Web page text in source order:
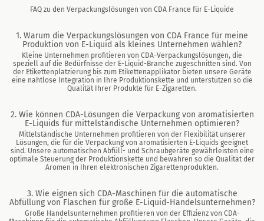
FAQ zu den Verpackungslösungen von CDA France für E-Liquide
1. Warum die Verpackungslösungen von CDA France für meine
Produktion von E-Liquid als kleines Unternehmen wählen?
Kleine Unternehmen profitieren von CDA-Verpackungslösungen, die
speziell auf die Bedürfnisse der E-Liquid-Branche zugeschnitten sind. Von
der Etikettenplatzierung bis zum Etikettenapplikator bieten unsere Geräte
eine nahtlose Integration in Ihre Produktionskette und unterstützen so die
Qualität Ihrer Produkte für E-Zigaretten.
2. Wie können CDA-Lösungen die Verpackung von aromatisierten
E-Liquids für mittelständische Unternehmen optimieren?
Mittelständische Unternehmen profitieren von der Flexibilität unserer
Lösungen, die für die Verpackung von aromatisierten E-Liquids geeignet
sind. Unsere automatischen Abfüll- und Schraubgeräte gewährleisten eine
optimale Steuerung der Produktionskette und bewahren so die Qualität der
Aromen in Ihren elektronischen Zigarettenprodukten.
3. Wie eignen sich CDA-Maschinen für die automatische
Abfüllung von Flaschen für große E-Liquid-Handelsunternehmen?
Große Handelsunternehmen profitieren von der Effizienz von CDA-